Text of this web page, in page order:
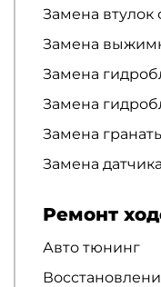
Замена втулок
Замена
Замена
Замена
Замена
Замена
Ремонт
Авто тюнинг